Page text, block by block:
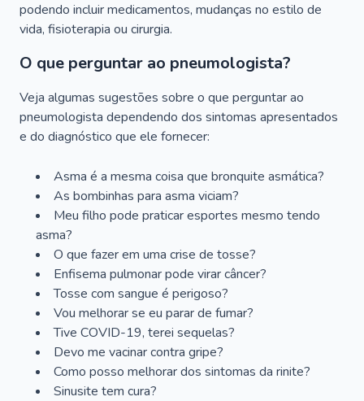
podendo incluir medicamentos, mudanças no estilo de
vida, fisioterapia ou cirurgia.
O que perguntar ao pneumologista?
Veja algumas sugestões sobre o que perguntar ao
pneumologista dependendo dos sintomas apresentados
e do diagnóstico que ele fornecer:
Asma é a mesma coisa que bronquite asmática?
As bombinhas para asma viciam?
Meu filho pode praticar esportes mesmo tendo
asma?
O que fazer em uma crise de tosse?
Enfisema pulmonar pode virar câncer?
Tosse com sangue é perigoso?
Vou melhorar se eu parar de fumar?
Tive COVID-19, terei sequelas?
Devo me vacinar contra gripe?
Como posso melhorar dos sintomas da rinite?
Sinusite tem cura?